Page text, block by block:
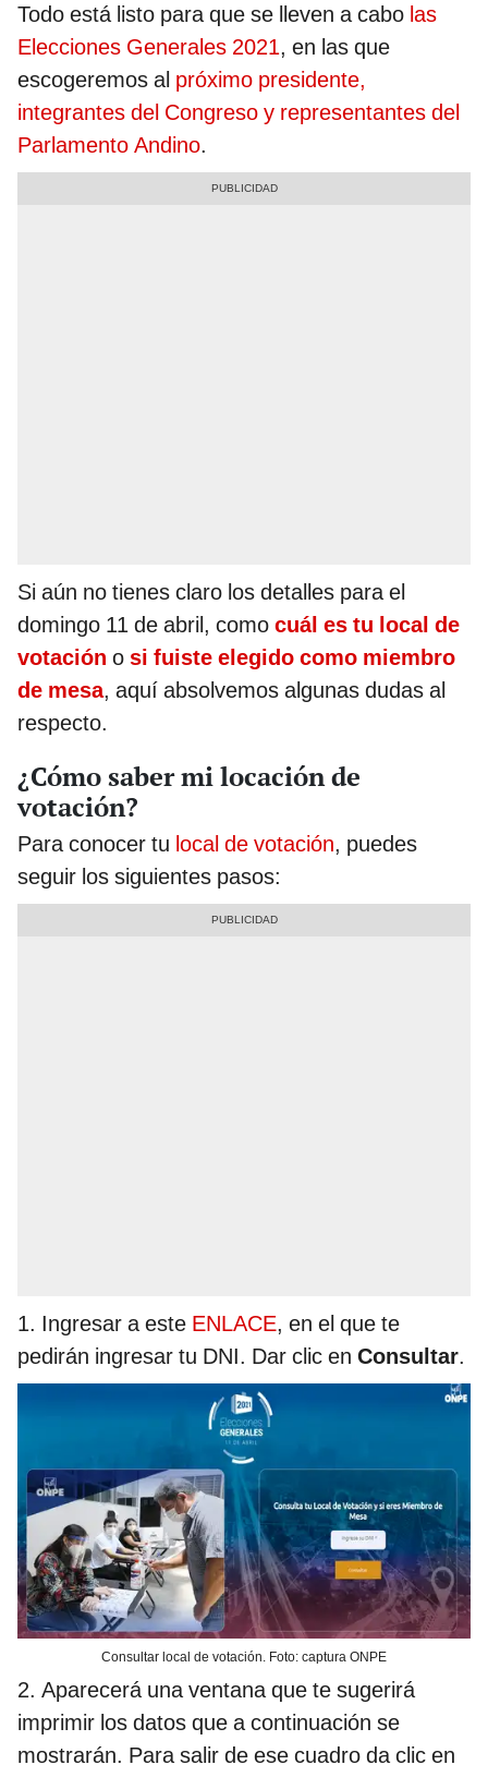
Todo está listo para que se lleven a cabo las
Elecciones Generales 2021, en las que
escogeremos al próximo presidente,
integrantes del Congreso y representantes del
Parlamento Andino.
Si aún no tienes claro los detalles para el
domingo 11 de abril, como cuál es tu local de
votación o si fuiste elegido como miembro
de mesa, aquí absolvemos algunas dudas al
respecto.
¿Cómo saber mi locación de
votación?
Para conocer tu local de votación, puedes
seguir los siguientes pasos:
1. Ingresar a este ENLACE, en el que te
pedirán ingresar tu DNI. Dar clic en Consultar.
Consultar local de votación. Foto: captura ONPE
2. Aparecerá una ventana que te sugerirá
imprimir los datos que a continuación se
mostrarán. Para salir de ese cuadro da clic en